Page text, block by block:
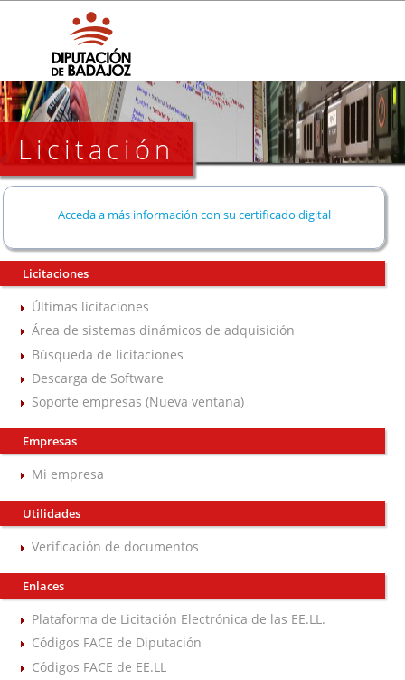
Licitación
Acceda a más información con su certificado digital
Licitaciones
Últimas licitaciones
Área de sistemas dinámicos de adquisición
Búsqueda de licitaciones
Descarga de Software
Soporte empresas (Nueva ventana)
Empresas
Mi empresa
Utilidades
Verificación de documentos
Enlaces
Plataforma de Licitación Electrónica de las EE.LL.
Códigos FACE de Diputación
Códigos FACE de EE.LL